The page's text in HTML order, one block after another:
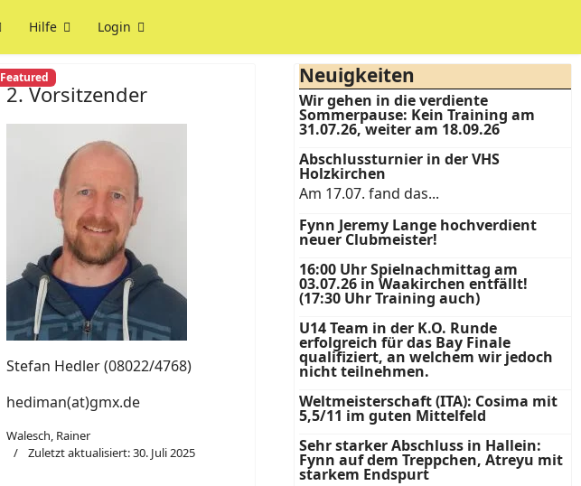
Hilfe Login
Featured
2. Vorsitzender
Stefan Hedler (08022/4768)
hediman(at)gmx.de
Walesch, Rainer
Zuletzt aktualisiert: 30. Juli 2025
Neuigkeiten
Wir gehen in die verdiente
Sommerpause: Kein Training am
31.07.26, weiter am 18.09.26
Abschlussturnier in der VHS
Holzkirchen
Am 17.07. fand das...
Fynn Jeremy Lange hochverdient
neuer Clubmeister!
16:00 Uhr Spielnachmittag am
03.07.26 in Waakirchen entfällt!
(17:30 Uhr Training auch)
U14 Team in der K.O. Runde
erfolgreich für das Bay Finale
qualifiziert, an welchem wir jedoch
nicht teilnehmen.
Weltmeisterschaft (ITA): Cosima mit
5,5/11 im guten Mittelfeld
Sehr starker Abschluss in Hallein:
Fynn auf dem Treppchen, Atreyu mit
starkem Endspurt